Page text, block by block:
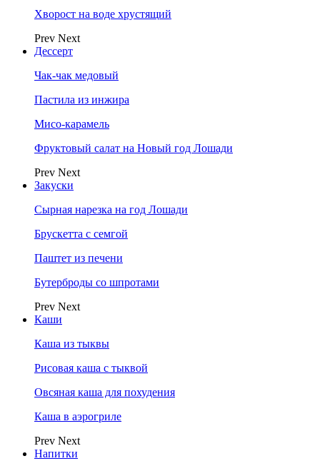
Хворост на воде хрустящий
Prev Next
Дессерт
Чак-чак медовый
Пастила из инжира
Мисо-карамель
Фруктовый салат на Новый год Лошади
Prev Next
Закуски
Сырная нарезка на год Лошади
Брускетта с семгой
Паштет из печени
Бутерброды со шпротами
Prev Next
Каши
Каша из тыквы
Рисовая каша с тыквой
Овсяная каша для похудения
Каша в аэрогриле
Prev Next
Напитки